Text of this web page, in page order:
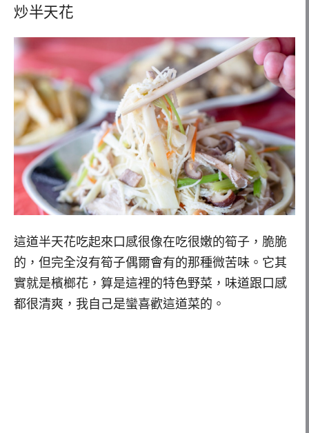
炒半天花
這道半天花吃起來口感很像在吃很嫩的筍子，脆脆
的，但完全沒有筍子偶爾會有的那種微苦味。它其
實就是檳榔花，算是這裡的特色野菜，味道跟口感
都很清爽，我自己是蠻喜歡這道菜的。